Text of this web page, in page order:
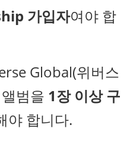
가입자여야 합
Global(위버스
범을 1장 이상 구
야 합니다.